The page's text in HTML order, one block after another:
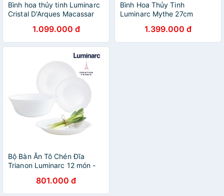
Bình hoa thủy tinh Luminarc
Cristal D'Arques Macassar
1.099.000 đ
Bình Hoa Thủy Tinh
Luminarc Mythe 27cm
1.399.000 đ
Bộ Bàn Ăn Tô Chén Đĩa
Trianon Luminarc 12 món -
801.000 đ